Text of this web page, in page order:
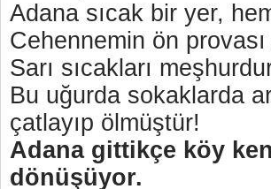
Adana sıcak bir yer,
Cehennemin ön
Sarı sıcakları
Bu uğurda sokaklarda
çatlayıp ölmüştür!
Adana gittikçe köy
dönüşüyor.